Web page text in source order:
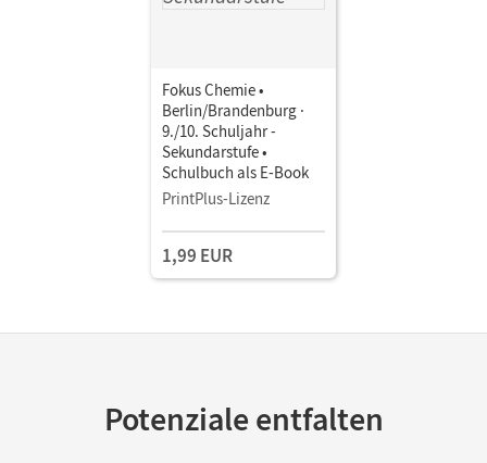
Fokus Chemie •
Berlin/Brandenburg ·
9./10. Schuljahr -
Sekundarstufe •
Schulbuch als E-Book
PrintPlus-Lizenz
1,99 EUR
Potenziale entfalten